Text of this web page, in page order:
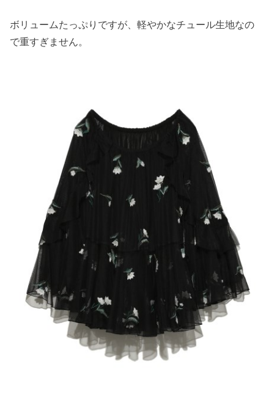
ボリュームたっぷりですが、軽やかなチュール生地なの
で重すぎません。